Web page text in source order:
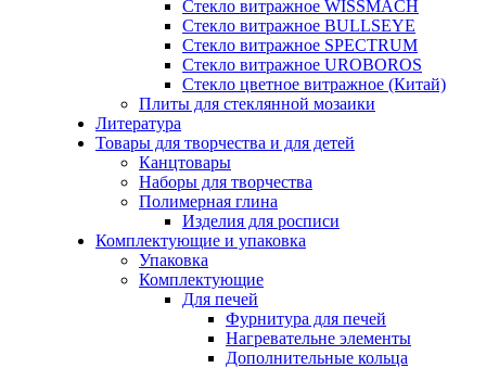
Стекло витражное WISSMACH
Стекло витражное BULLSEYE
Стекло витражное SPECTRUM
Стекло витражное UROBOROS
Стекло цветное витражное (Китай)
Плиты для стеклянной мозаики
Литература
Товары для творчества и для детей
Канцтовары
Наборы для творчества
Полимерная глина
Изделия для росписи
Комплектующие и упаковка
Упаковка
Комплектующие
Для печей
Фурнитура для печей
Нагревательне элементы
Дополнительные кольца